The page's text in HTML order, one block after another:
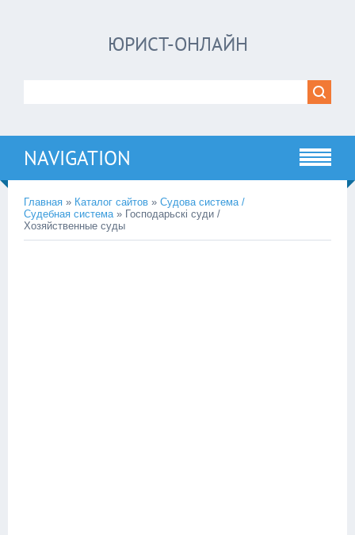
ЮРИСТ-ОНЛАЙН
NAVIGATION
Главная » Каталог сайтов » Судова система /
Судебная система» Господарьскі суди /
Хозяйственные суды